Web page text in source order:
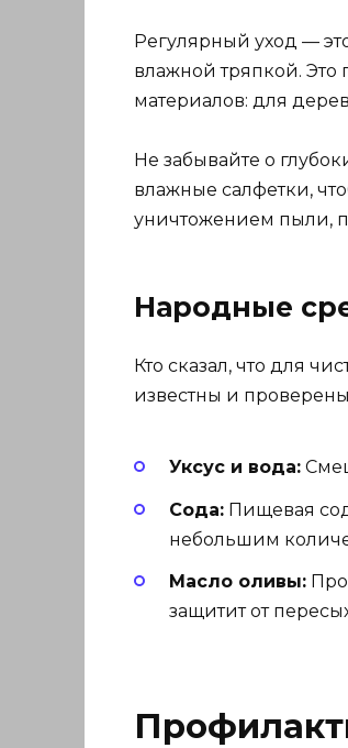
Регулярный уход —
влажной тряпкой. Это
материалов: для
Не забывайте о
влажные салфетки,
уничтожением пыли,
Народные
Кто сказал, что для
известны и
Уксус и вода:
Сода: Пищевая
небольшим
Масло оливы:
защитит от